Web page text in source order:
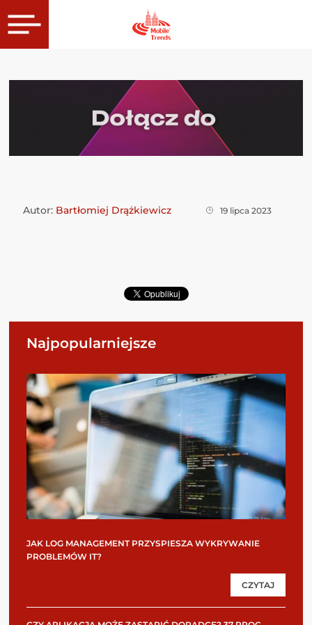
Autor: Bartłomiej Drążkiewicz 19 lipca 2023
Najpopularniejsze
JAK LOG MANAGEMENT PRZYSPIESZA WYKRYWANIE
PROBLEMÓW IT?
CZYTAJ